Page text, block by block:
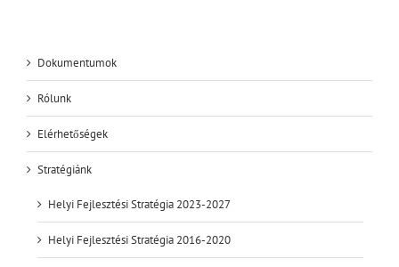
Dokumentumok
Rólunk
Elérhetőségek
Stratégiánk
Helyi Fejlesztési Stratégia 2023-2027
Helyi Fejlesztési Stratégia 2016-2020